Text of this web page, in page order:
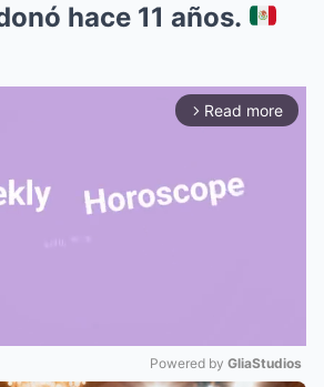
hace 11 años.
arrow_forward_ios Read more
Powered by GliaStudios